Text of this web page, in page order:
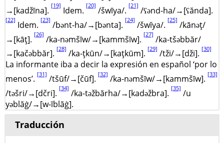
→[kadžīna]. [19] Idem. [20] /šwīya/. [21] /ʕənd-ha/→[ʕănda].
[22] Idem. [23] /bənt-ha/→[bənta]. [24] /šwĭya/. [25] /kānəţ/
→[kāţ]. [26] /ka-nəmšīw/→[kammšīw]. [27] /ka-tšəbbăr/
→[kačəbbăr]. [28] /ka-ţkūn/→[kaţkūm]. [29] /tži/→[dži]. [30]
La informante iba a decir la expresión en español ‘por lo
menos’. [31] /tšūf/→[čūf]. [32] /ka-nəmšīw/→[kammšīw]. [33]
/təšri/→[dčri]. [34] /ka-təžbărha/→[kadəžbra]. [35] /u
yəblăġ/→[w-īblăġ].
Traducción